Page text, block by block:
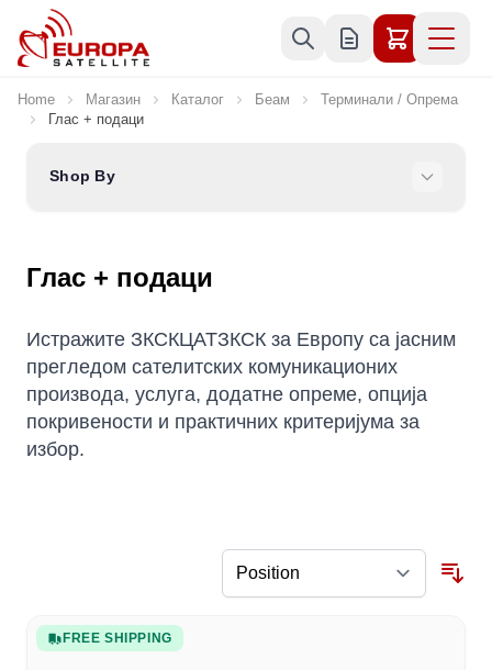
Skip to Content
Home Магазин Каталог Беам
Терминали / Опрема
Глас + подаци
Shop By
Глас + подаци
Истражите ЗКСКЦАТЗКСК за Европу са јасним
прегледом сателитских комуникационих
производа, услуга, додатне опреме, опција
покривености и практичних критеријума за
избор.
FREE SHIPPING